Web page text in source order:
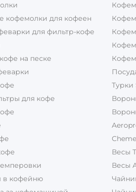
кофемолки для кофеен
для фильтр-кофе
на песке
для кофе
в кофейню
Турки
Весы
Весы